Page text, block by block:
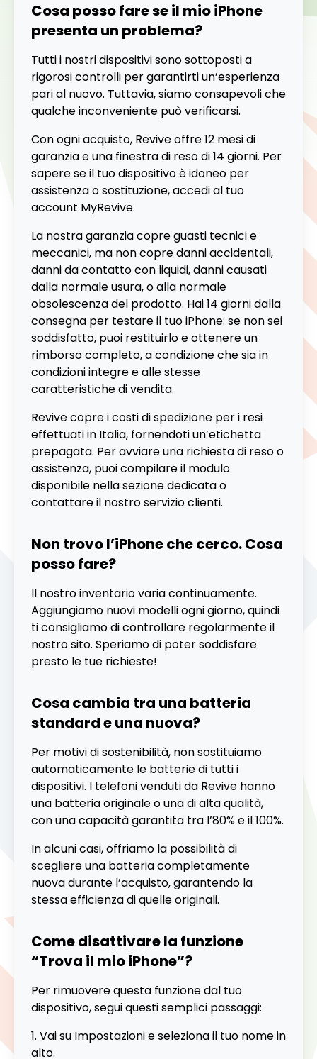
Cosa posso fare se il mio iPhone
presenta un problema?
Tutti i nostri dispositivi sono sottoposti a
rigorosi controlli per garantirti un’esperienza
pari al nuovo. Tuttavia, siamo consapevoli che
qualche inconveniente può verificarsi.
Con ogni acquisto, Revive offre 12 mesi di
garanzia e una finestra di reso di 14 giorni. Per
sapere se il tuo dispositivo è idoneo per
assistenza o sostituzione, accedi al tuo
account MyRevive.
La nostra garanzia copre guasti tecnici e
meccanici, ma non copre danni accidentali,
danni da contatto con liquidi, danni causati
dalla normale usura, o alla normale
obsolescenza del prodotto. Hai 14 giorni dalla
consegna per testare il tuo iPhone: se non sei
soddisfatto, puoi restituirlo e ottenere un
rimborso completo, a condizione che sia in
condizioni integre e alle stesse
caratteristiche di vendita.
Revive copre i costi di spedizione per i resi
effettuati in Italia, fornendoti un’etichetta
prepagata. Per avviare una richiesta di reso o
assistenza, puoi compilare il modulo
disponibile nella sezione dedicata o
contattare il nostro servizio clienti.
Non trovo l’iPhone che cerco. Cosa
posso fare?
Il nostro inventario varia continuamente.
Aggiungiamo nuovi modelli ogni giorno, quindi
ti consigliamo di controllare regolarmente il
nostro sito. Speriamo di poter soddisfare
presto le tue richieste!
Cosa cambia tra una batteria
standard e una nuova?
Per motivi di sostenibilità, non sostituiamo
automaticamente le batterie di tutti i
dispositivi. I telefoni venduti da Revive hanno
una batteria originale o una di alta qualità,
con una capacità garantita tra l’80% e il 100%.
In alcuni casi, offriamo la possibilità di
scegliere una batteria completamente
nuova durante l’acquisto, garantendo la
stessa efficienza di quelle originali.
Come disattivare la funzione
“Trova il mio iPhone”?
Per rimuovere questa funzione dal tuo
dispositivo, segui questi semplici passaggi:
Vai su Impostazioni e seleziona il tuo nome in
alto.